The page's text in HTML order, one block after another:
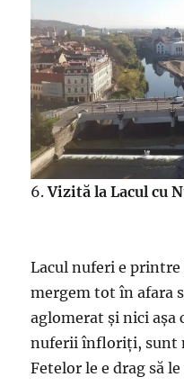
6.Vizită la Lacul cu
Lacul nuferi e printre
mergem tot în afara
aglomerat și nici așa
nuferii înfloriți, sunt
Fetelor le e drag să